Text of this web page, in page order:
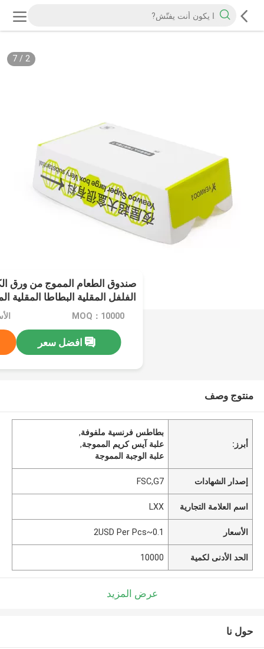
2
/
7
صندوق الطعام المموج من ورق
الفلفل المقلية البطاطا المقلية
MOQ：10000
افضل سعر
منتوج وصف
أبرز:
بطاطس فرنسية ملفوفة,
علبة آيس كريم المموجة,
علبة الوجبة المموجة
إصدار الشهادات FSC,G7
اسم العلامة التجارية LXX
الأسعار 0.1~2USD Per Pcs
الحد الأدنى لكمية 10000
عرض المزيد
حول نا